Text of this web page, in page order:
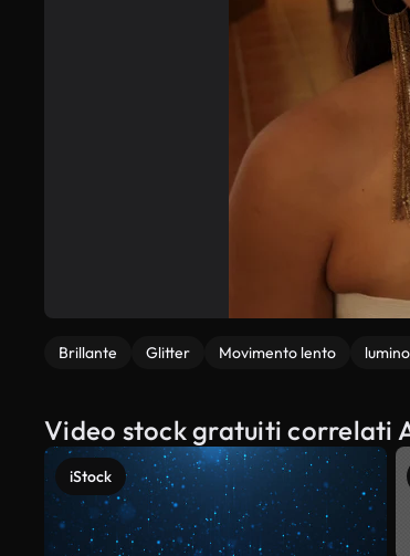
Brillante Glitter Movimento lento
Video stock gratuiti correlati
iStock